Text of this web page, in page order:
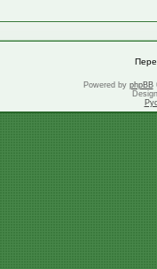
Powered by phpBB